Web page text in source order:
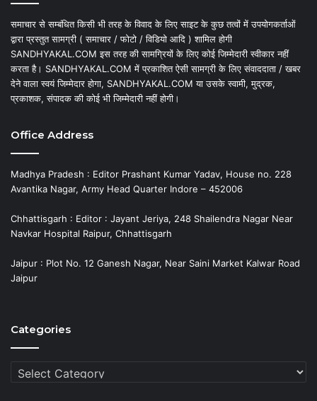
समाचार से सम्बंधित किसी भी तरह के विवाद के लिए साइट के कुछ तत्वों में उपयोगकर्ताओं
द्वारा प्रस्तुत सामग्री ( समाचार / फोटो / विडियो आदि ) शामिल होगी
SANDHYAKAL.COM इस तरह की सामग्रियों के लिए कोई जिम्मेदारी स्वीकार नहीं
करता है। SANDHYAKAL.COM में प्रकाशित ऐसी सामग्री के लिए संवाददाता / खबर
देने वाला स्वयं जिम्मेदार होगा, SANDHYAKAL.COM या उसके स्वामी, मुद्रक,
प्रकाशक, संपादक की कोई भी जिम्मेदारी नहीं होगी।
Office Address
Madhya Pradesh : Editor Prashant Kumar Yadav, House no. 228
Avantika Nagar, Army Head Quarter Indore – 452006
Chhattisgarh : Editor : Jayant Jeriya, 248 Shailendra Nagar Near
Navkar Hospital Raipur, Chhattisgarh
Jaipur : Plot No. 12 Ganesh Nagar, Near Saini Market Kalwar Road
Jaipur
Categories
Categories